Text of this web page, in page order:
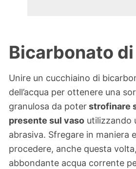
Bicarbonato
Unire un cucchiaino di
dell’acqua per ottenere una
granulosa da poterstrofinare
presente sul vaso utilizzando
abrasiva. Sfregare in maniera
procedere, anche questa
abbondante acqua corrente